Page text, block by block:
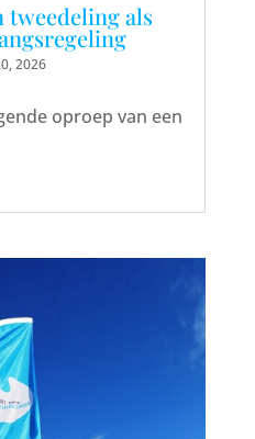
tweedeling als
2026
oproep van een